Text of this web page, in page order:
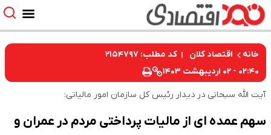
خانه اقتصاد کلان
کد مطلب: ۲۱۵۴۷۹۷
۰۲:۴۰ - ۰۲ اردیبهشت ۱۴۰۳
آیت الله سبحانی در دیدار رئیس کل سازمان امور مالیاتی:
سهم عمده ای از مالیات پرداختی مردم در عمران و